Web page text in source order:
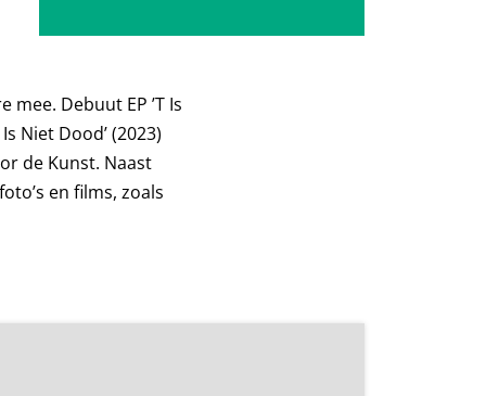
Debuut EP ’T Is
Niet Dood’ (2023)
de Kunst. Naast
en films, zoals